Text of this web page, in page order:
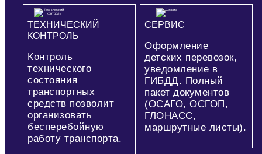
ТЕХНИЧЕСКИЙ
КОНТРОЛЬ
Контроль
технического
состояния
транспортных
средств позволит
организовать
бесперебойную
работу транспорта.
СЕРВИС
Оформление
детских перевозок,
уведомление в
ГИБДД. Полный
пакет документов
(ОСАГО, ОСГОП,
ГЛОНАСС,
маршрутные листы).